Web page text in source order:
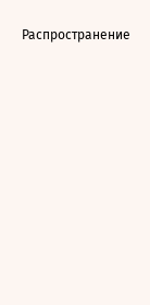
Распространение